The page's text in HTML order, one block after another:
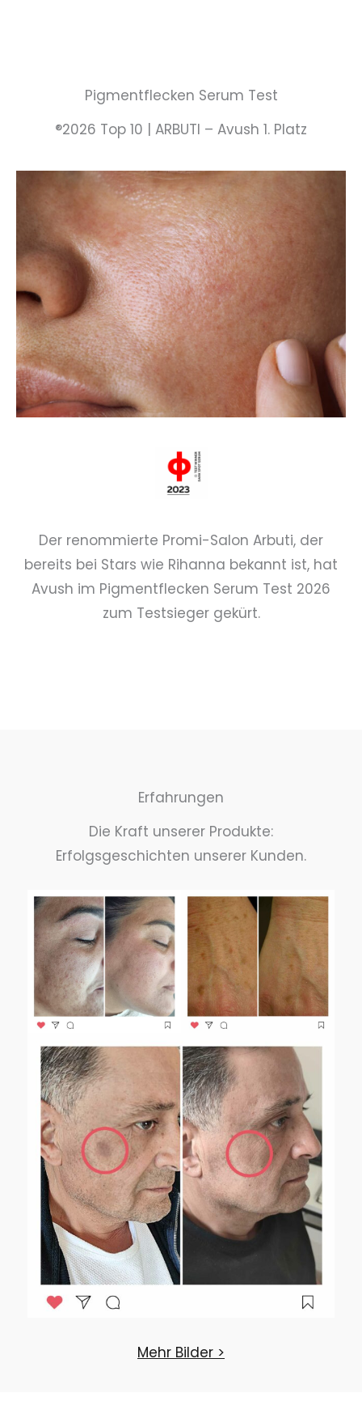
Pigmentflecken Serum Test
®2026 Top 10 | ARBUTI – Avush 1. Platz
Der renommierte Promi-Salon Arbuti, der
bereits bei Stars wie Rihanna bekannt ist, hat
Avush im Pigmentflecken Serum Test 2026
zum Testsieger gekürt.
Erfahrungen
Die Kraft unserer Produkte:
Erfolgsgeschichten unserer Kunden.
Mehr Bilder >